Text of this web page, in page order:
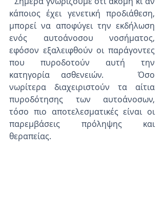
κάποιος έχει γενετική προδιάθεση,
μπορεί να αποφύγει την εκδήλωση
ενός αυτοάνοσου νοσήματος,
εφόσον εξαλειφθούν οι παράγοντες
που πυροδοτούν αυτή την
κατηγορία ασθενειών.   Όσο
νωρίτερα διαχειριστούν τα αίτια
πυροδότησης των αυτοάνοσων,
τόσο πιο αποτελεσματικές είναι οι
παρεμβάσεις πρόληψης και
θεραπείας.